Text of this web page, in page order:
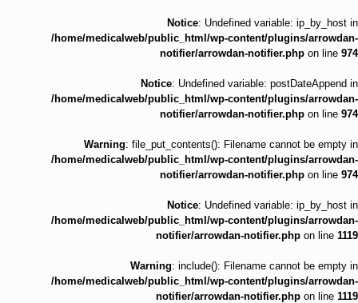
Notice: Undefined variable: ip_by_host in
/home/medicalweb/public_html/wp-content/plugins/arrowdan-
notifier/arrowdan-notifier.php on line 974
Notice: Undefined variable: postDateAppend in
/home/medicalweb/public_html/wp-content/plugins/arrowdan-
notifier/arrowdan-notifier.php on line 974
Warning: file_put_contents(): Filename cannot be empty in
/home/medicalweb/public_html/wp-content/plugins/arrowdan-
notifier/arrowdan-notifier.php on line 974
Notice: Undefined variable: ip_by_host in
/home/medicalweb/public_html/wp-content/plugins/arrowdan-
notifier/arrowdan-notifier.php on line 1119
Warning: include(): Filename cannot be empty in
/home/medicalweb/public_html/wp-content/plugins/arrowdan-
notifier/arrowdan-notifier.php on line 1119